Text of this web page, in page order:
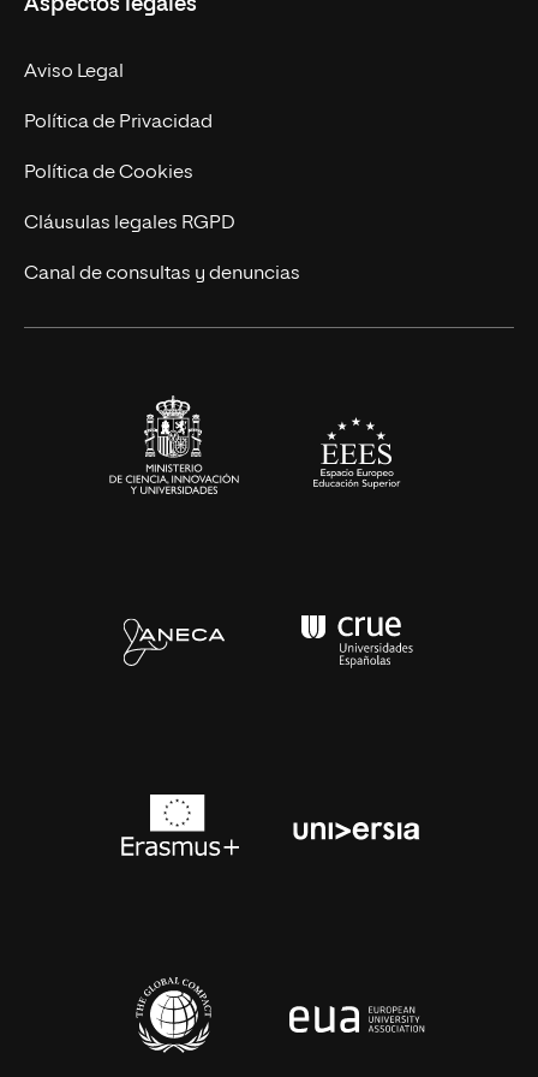
Doctorados
Experto Universitario
Postgrados
Cursos Universitarios
Facultades
Nuestro Equipo
Trabaja en UNIR
Actualidad
UNIR Revista
Eventos
Aspectos legales
Aviso Legal
Política de Privacidad
Política de Cookies
Cláusulas legales RGPD
Canal de consultas y denuncias